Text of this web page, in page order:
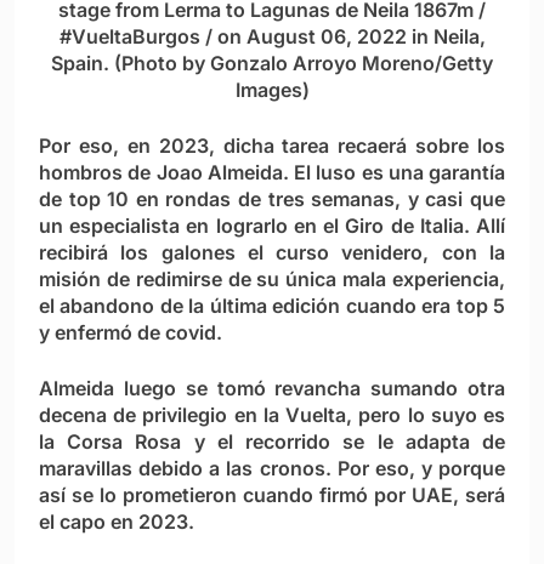
stage from Lerma to Lagunas de Neila 1867m /
#VueltaBurgos / on August 06, 2022 in Neila,
Spain. (Photo by Gonzalo Arroyo Moreno/Getty
Images)
Por eso, en 2023, dicha tarea recaerá sobre los
hombros de Joao Almeida. El luso es una garantía
de top 10 en rondas de tres semanas, y casi que
un especialista en lograrlo en el Giro de Italia. Allí
recibirá los galones el curso venidero, con la
misión de redimirse de su única mala experiencia,
el abandono de la última edición cuando era top 5
y enfermó de covid.
Almeida luego se tomó revancha sumando otra
decena de privilegio en la Vuelta, pero lo suyo es
la Corsa Rosa y el recorrido se le adapta de
maravillas debido a las cronos. Por eso, y porque
así se lo prometieron cuando firmó por UAE, será
el capo en 2023.